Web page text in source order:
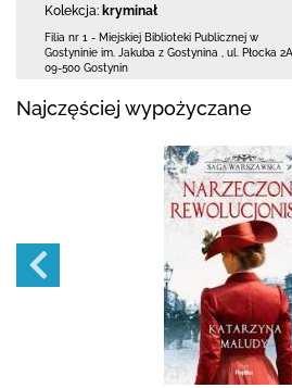
Kolekcja: kryminał
Filia nr 1 - Miejskiej Biblioteki Publicznej w
Gostyninie im. Jakuba z Gostynina
ul. Płocka 2A
09-500 Gostynin
Najczęściej wypożyczane